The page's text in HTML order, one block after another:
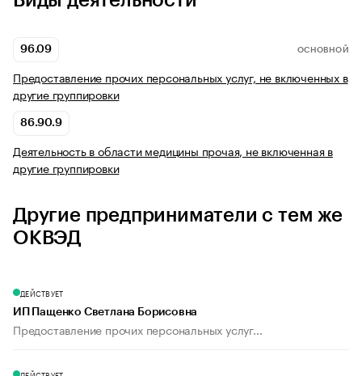
96.09 ОСНОВНОЙ
Предоставление прочих персональных услуг, не включенных в
другие группировки
86.90.9
Деятельность в области медицины прочая, не включенная в
другие группировки
Другие предприниматели с тем же
ОКВЭД
ДЕЙСТВУЕТ
ИП Пащенко Светлана Борисовна
Предоставление прочих персональных услуг...